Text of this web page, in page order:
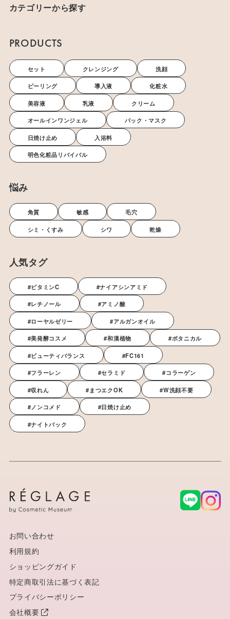
カテゴリーから探す
PRODUCTS
セット クレンジング 洗顔
ピーリング 導入液 化粧水
美容液 乳液 クリーム
オールインワンジェル パック・マスク
日焼け止め 入浴料
明色化粧品リバイバル
悩み
角質 敏感 毛穴
シミ・くすみ シワ 乾燥
人気タグ
#ビタミンC #ナイアシンアミド
#レチノール #アミノ酸
#ローヤルゼリー #アルガンオイル
#美発酵コスメ #和漢植物 #ボタニカル
#ビューティバランス #FC161
#フラーレン #セラミド #コラーゲン
#収れん #まつエクOK #W洗顔不要
#ノンコメド #日焼け止め
#ナイトパック
お問い合わせ
利用規約
ショッピングガイド
特定商取引法に基づく表記
プライバシーポリシー
会社概要